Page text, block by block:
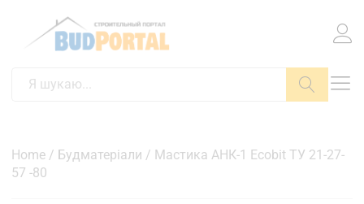
Home / Будматеріали / Мастика АНК-1 Ecobit ТУ 21-27-
57 -80